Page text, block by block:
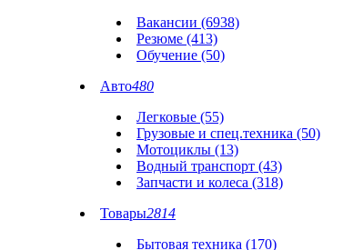
Вакансии (6938)
Резюме (413)
Обучение (50)
Авто480
Легковые (55)
Грузовые и спец.техника (50)
Мотоциклы (13)
Водный транспорт (43)
Запчасти и колеса (318)
Товары2814
Бытовая техника (170)